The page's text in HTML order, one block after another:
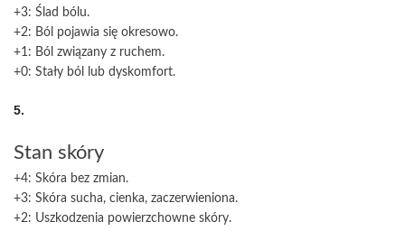
+3: Ślad bólu.
+2: Ból pojawia się okresowo.
+1: Ból związany z ruchem.
+0: Stały ból lub dyskomfort.
5.
Stan skóry
+4: Skóra bez zmian.
+3: Skóra sucha, cienka, zaczerwieniona.
+2: Uszkodzenia powierzchowne skóry.